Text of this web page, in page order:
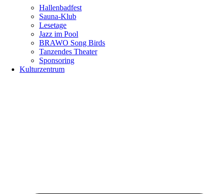
Hallenbadfest
Sauna-Klub
Lesetage
Jazz im Pool
BRAWO Song Birds
Tanzendes Theater
Sponsoring
Kulturzentrum